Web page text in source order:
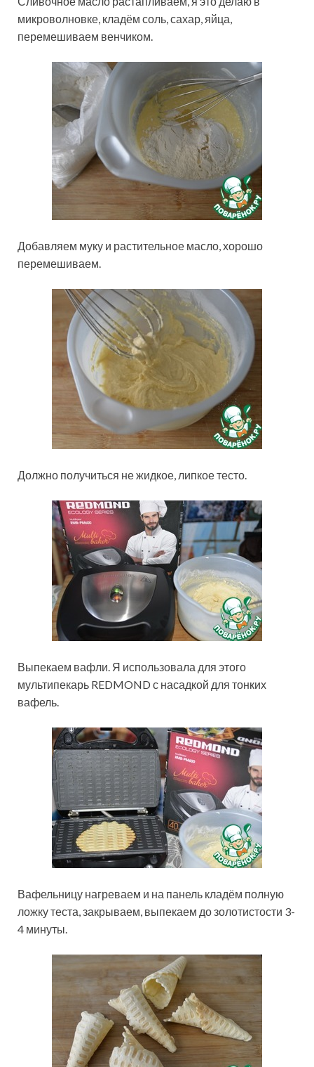
микроволновке, кладём соль, сахар, яйца,
перемешиваем венчиком.
Добавляем муку и растительное масло, хорошо
перемешиваем.
Должно получиться не жидкое, липкое тесто.
Выпекаем вафли. Я использовала для этого
мультипекарь REDMOND с насадкой для тонких
вафель.
Вафельницу нагреваем и на панель кладём полную
ложку теста, закрываем, выпекаем до золотистости 3-
4 минуты.